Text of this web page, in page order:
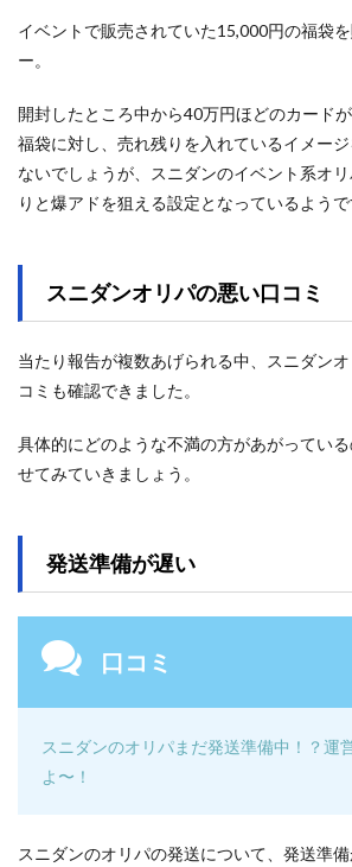
イベントで販売されていた15,000円の福袋
ー。
開封したところ中から40万円ほどのカード
福袋に対し、売れ残りを入れているイメー
ないでしょうが、スニダンのイベント系オ
りと爆アドを狙える設定となっているようで
スニダンオリパの悪い口コミ
当たり報告が複数あげられる中、スニダン
コミも確認できました。
具体的にどのような不満の方があがってい
せてみていきましょう。
発送準備が遅い
口コミ
スニダンのオリパまだ発送準備中！？運
よ〜！
スニダンのオリパの発送について、発送準